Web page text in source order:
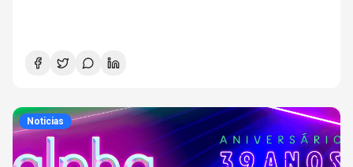
Noticias